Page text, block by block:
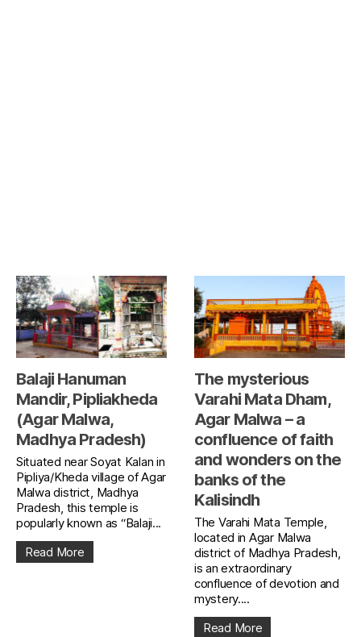
Balaji Hanuman
Mandir, Pipliakheda
(Agar Malwa,
Madhya Pradesh)
Situated near Soyat Kalan in
Pipliya/Kheda village of Agar
Malwa district, Madhya
Pradesh, this temple is
popularly known as “Balaji...
Read More
The mysterious
Varahi Mata Dham,
Agar Malwa – a
confluence of faith
and wonders on the
banks of the
Kalisindh
The Varahi Mata Temple,
located in Agar Malwa
district of Madhya Pradesh,
is an extraordinary
confluence of devotion and
mystery....
Read More